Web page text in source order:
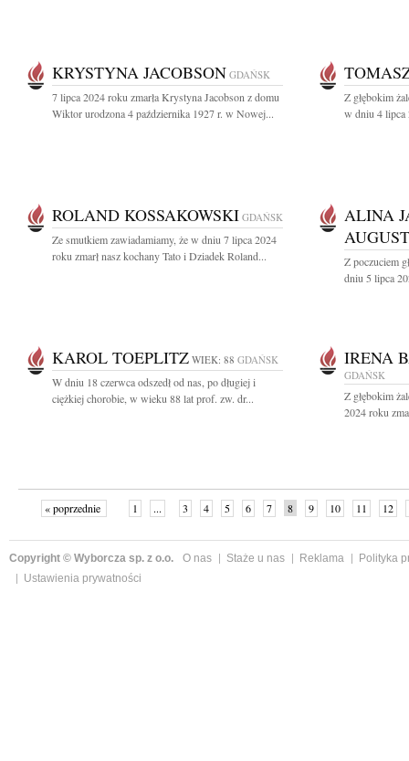
KRYSTYNA JACOBSON GDAŃSK
7 lipca 2024 roku zmarła Krystyna Jacobson z domu
Wiktor urodzona 4 października 1927 r. w Nowej...
Z głębokim
w dniu 4 lipca
ROLAND KOSSAKOWSKI GDAŃSK
Ze smutkiem zawiadamiamy, że w dniu 7 lipca 2024
roku zmarł nasz kochany Tato i Dziadek Roland...
ALINA
Z poczuciem
dniu 5 lipca
KAROL TOEPLITZ WIEK: 88 GDAŃSK
W dniu 18 czerwca odszedł od nas, po długiej i
ciężkiej chorobie, w wieku 88 lat prof. zw. dr...
IRENA
GDAŃSK
Z głębokim
2024 roku
« poprzednie 1 ... 3 4 5 6 7 8 9 10 11 12
Copyright © Wyborcza sp. z o.o. O nas Staże u nas Reklama
Polityka
Ustawienia prywatności